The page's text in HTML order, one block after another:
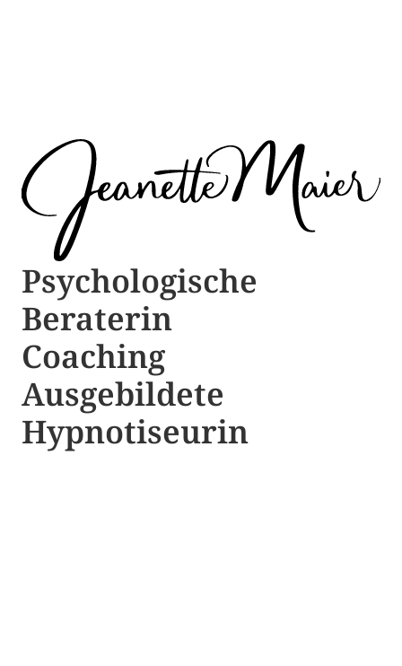
Psychologische ​​
Beraterin
Coaching
Ausgebildete​ ​
Hypnotiseurin